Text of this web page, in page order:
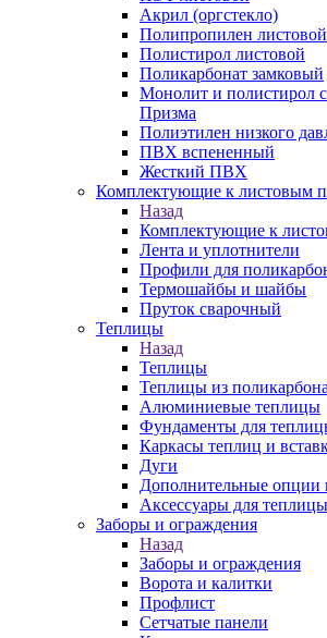
Акрил (оргстекло)
Полипропилен листовой
Полистирол листовой
Поликарбонат замковый
Монолит и полистирол
Призма
Полиэтилен низкого
ПВХ вспененный
Жесткий ПВХ
Комплектующие к листовым
Назад
Комплектующие к
Лента и уплотнители
Профили для
Термошайбы и шайбы
Пруток сварочный
Теплицы
Назад
Теплицы
Теплицы из
Алюминиевые теплицы
Фундаменты для
Каркасы теплиц и
Дуги
Дополнительные опции
Аксессуары для теплицы
Заборы и ограждения
Назад
Заборы и ограждения
Ворота и калитки
Профлист
Сетчатые панели